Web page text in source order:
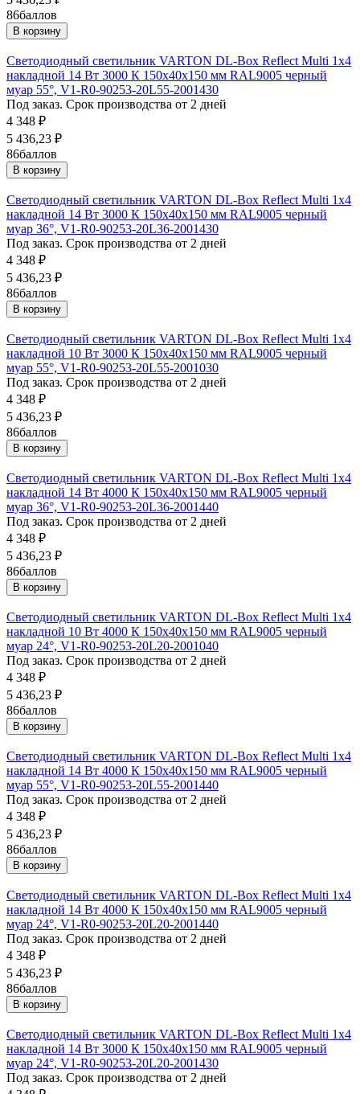
86баллов
В корзину
Светодиодный светильник VARTON DL-Box Reflect Multi 1x4
накладной 14 Вт 3000 К 150х40х150 мм RAL9005 черный
муар 55°, V1-R0-90253-20L55-2001430
Под заказ. Срок производства от 2 дней
4 348 ₽
5 436,23 ₽
86баллов
В корзину
Светодиодный светильник VARTON DL-Box Reflect Multi 1x4
накладной 14 Вт 3000 К 150х40х150 мм RAL9005 черный
муар 36°, V1-R0-90253-20L36-2001430
Под заказ. Срок производства от 2 дней
4 348 ₽
5 436,23 ₽
86баллов
В корзину
Светодиодный светильник VARTON DL-Box Reflect Multi 1x4
накладной 10 Вт 3000 К 150х40х150 мм RAL9005 черный
муар 55°, V1-R0-90253-20L55-2001030
Под заказ. Срок производства от 2 дней
4 348 ₽
5 436,23 ₽
86баллов
В корзину
Светодиодный светильник VARTON DL-Box Reflect Multi 1x4
накладной 14 Вт 4000 К 150х40х150 мм RAL9005 черный
муар 36°, V1-R0-90253-20L36-2001440
Под заказ. Срок производства от 2 дней
4 348 ₽
5 436,23 ₽
86баллов
В корзину
Светодиодный светильник VARTON DL-Box Reflect Multi 1x4
накладной 10 Вт 4000 К 150х40х150 мм RAL9005 черный
муар 24°, V1-R0-90253-20L20-2001040
Под заказ. Срок производства от 2 дней
4 348 ₽
5 436,23 ₽
86баллов
В корзину
Светодиодный светильник VARTON DL-Box Reflect Multi 1x4
накладной 14 Вт 4000 К 150х40х150 мм RAL9005 черный
муар 55°, V1-R0-90253-20L55-2001440
Под заказ. Срок производства от 2 дней
4 348 ₽
5 436,23 ₽
86баллов
В корзину
Светодиодный светильник VARTON DL-Box Reflect Multi 1x4
накладной 14 Вт 4000 К 150х40х150 мм RAL9005 черный
муар 24°, V1-R0-90253-20L20-2001440
Под заказ. Срок производства от 2 дней
4 348 ₽
5 436,23 ₽
86баллов
В корзину
Светодиодный светильник VARTON DL-Box Reflect Multi 1x4
накладной 14 Вт 3000 К 150х40х150 мм RAL9005 черный
муар 24°, V1-R0-90253-20L20-2001430
Под заказ. Срок производства от 2 дней